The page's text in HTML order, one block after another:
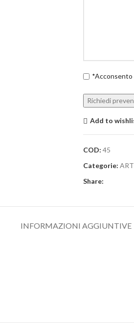
*Acconsento
Add to
COD: 45
Categorie:
Share:
INFORMAZIONI AGGIUNTIVE